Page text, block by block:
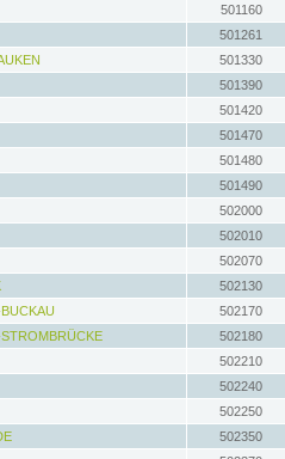
501160
501261
501330
501390
501420
501470
501480
501490
502000
502010
502070
502130
502170
502180
502210
502240
502250
502350